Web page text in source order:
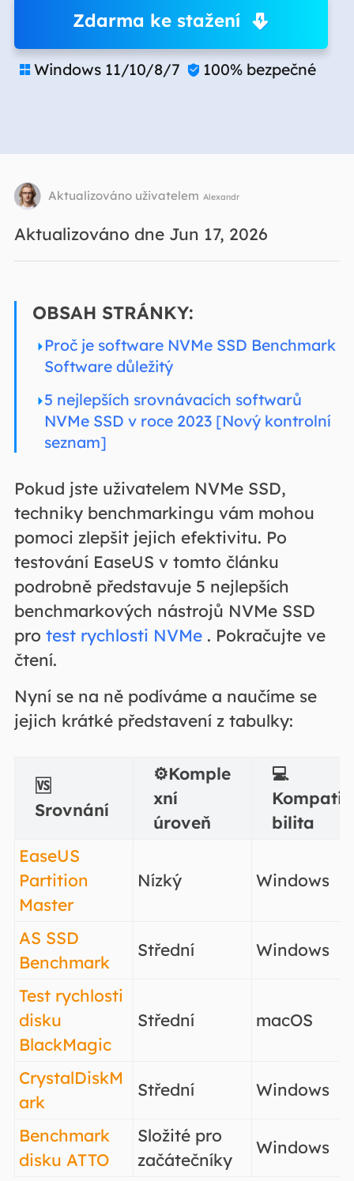
Zdarma ke stažení
 Windows 11/10/8/7  100% bezpečné
Aktualizováno uživatelem Alexandr
Aktualizováno dne Jun 17, 2026
OBSAH STRÁNKY:
Proč je software NVMe SSD Benchmark
Software důležitý
5 nejlepších srovnávacích softwarů
NVMe SSD v roce 2023 [Nový kontrolní
seznam]
Pokud jste uživatelem NVMe SSD,
techniky benchmarkingu vám mohou
pomoci zlepšit jejich efektivitu. Po
testování EaseUS v tomto článku
podrobně představuje 5 nejlepších
benchmarkových nástrojů NVMe SSD
pro test rychlosti NVMe. Pokračujte ve
čtení.
Nyní se na ně podíváme a naučíme se
jejich krátké představení z tabulky:
🆚
Srovnání
⚙️Komple
xní
úroveň
💻
Kompati
bilita
EaseUS
Partition
Master
Nízký Windows
AS SSD
Benchmark
Střední Windows
Test rychlosti
disku
BlackMagic
Střední macOS
CrystalDiskM
ark
Střední Windows
Benchmark
disku ATTO
Složité pro
začátečníky
Windows